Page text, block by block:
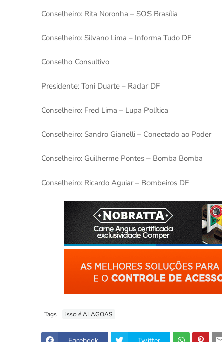
Conselheiro: Rita Noronha – SOS Brasília
Conselheiro: Silvano Lima – Informa Tudo DF
Conselho Consultivo
Presidente: Toni Duarte – Radar DF
Conselheiro: Fred Lima – Lupa Política
Conselheiro: Sandro Gianelli – Conectado ao Poder
Conselheiro: Guilherme Pontes – Bomba Bomba
Conselheiro: Ricardo Aguiar – Bombeiros DF
Tags isso é ALAGOAS